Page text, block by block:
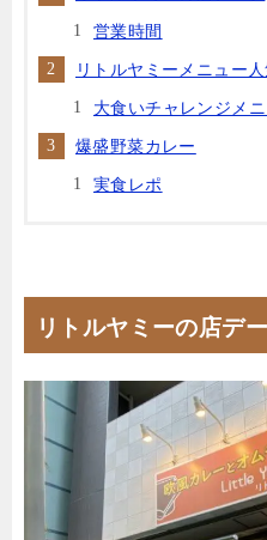
営業時間
リトルヤミーメニュー
大食いチャレンジメ
爆盛野菜カレー
実食レポ
リトルヤミーの店デ